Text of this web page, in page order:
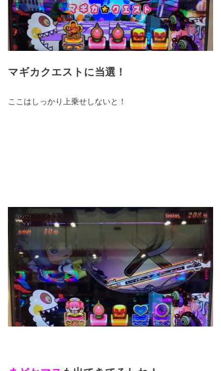
マギカクエストに当選！
ここはしっかり上乗せしないと！